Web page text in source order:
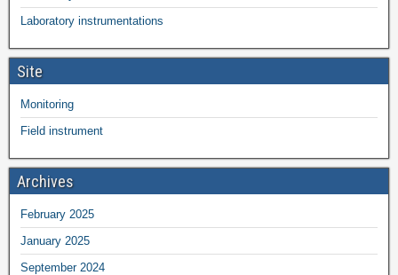
Laboratory instrumentations
Site
Monitoring
Field instrument
Archives
February 2025
January 2025
September 2024